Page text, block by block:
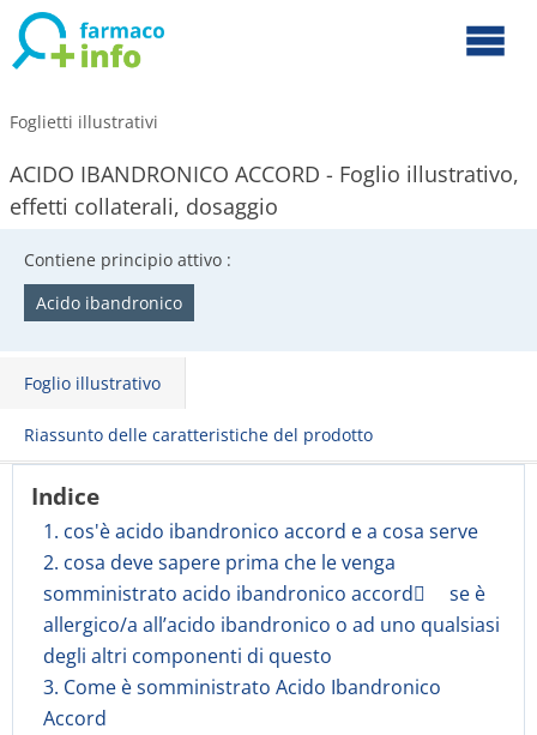
Foglietti illustrativi
ACIDO IBANDRONICO ACCORD - Foglio illustrativo,
effetti collaterali, dosaggio
Contiene principio attivo :
Acido ibandronico
Foglio illustrativo
Riassunto delle caratteristiche del prodotto
Indice
1. cos'è acido ibandronico accord e a cosa serve
2. cosa deve sapere prima che le venga
somministrato acido ibandronico accord se è
allergico/a all’acido ibandronico o ad uno qualsiasi
degli altri componenti di questo
3. Come è somministrato Acido Ibandronico
Accord